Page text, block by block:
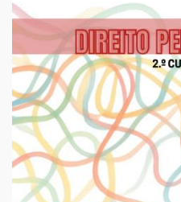
VIOLÊNCIA
DOMÉSTICA